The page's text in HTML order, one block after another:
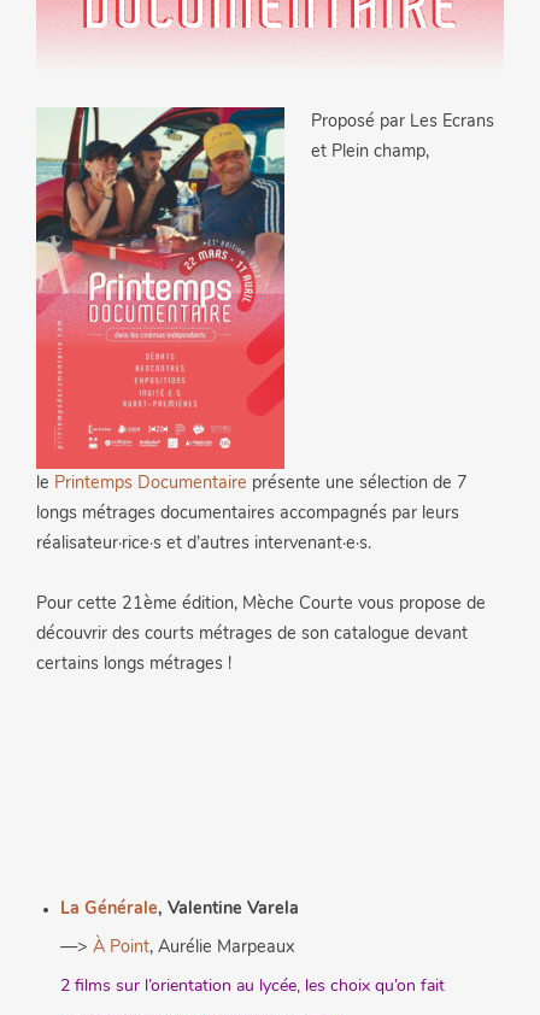
Proposé par Les Ecrans
et Plein champ,
le Printemps Documentaire présente une sélection de 7
longs métrages documentaires accompagnés par leurs
réalisateur·rice·s et d’autres intervenant·e·s.
Pour cette 21ème édition, Mèche Courte vous propose de
découvrir des courts métrages de son catalogue devant
certains longs métrages !
La Générale, Valentine Varela
—> À Point, Aurélie Marpeaux
2 films sur l’orientation au lycée, les choix qu’on fait